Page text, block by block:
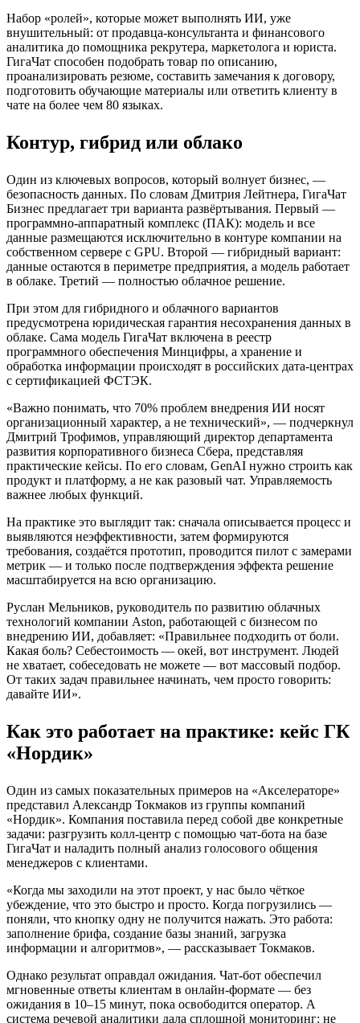
Набор «ролей», которые может выполнять ИИ, уже
внушительный: от продавца-консультанта и финансового
аналитика до помощника рекрутера, маркетолога и юриста.
ГигаЧат способен подобрать товар по описанию,
проанализировать резюме, составить замечания к договору,
подготовить обучающие материалы или ответить клиенту в
чате на более чем 80 языках.
Контур, гибрид или облако
Один из ключевых вопросов, который волнует бизнес, —
безопасность данных. По словам Дмитрия Лейтнера, ГигаЧат
Бизнес предлагает три варианта развёртывания. Первый —
программно-аппаратный комплекс (ПАК): модель и все
данные размещаются исключительно в контуре компании на
собственном сервере с GPU. Второй — гибридный вариант:
данные остаются в периметре предприятия, а модель работает
в облаке. Третий — полностью облачное решение.
При этом для гибридного и облачного вариантов
предусмотрена юридическая гарантия несохранения данных в
облаке. Сама модель ГигаЧат включена в реестр
программного обеспечения Минцифры, а хранение и
обработка информации происходят в российских дата-центрах
с сертификацией ФСТЭК.
«Важно понимать, что 70% проблем внедрения ИИ носят
организационный характер, а не технический», — подчеркнул
Дмитрий Трофимов, управляющий директор департамента
развития корпоративного бизнеса Сбера, представляя
практические кейсы. По его словам, GenAI нужно строить как
продукт и платформу, а не как разовый чат. Управляемость
важнее любых функций.
На практике это выглядит так: сначала описывается процесс и
выявляются неэффективности, затем формируются
требования, создаётся прототип, проводится пилот с замерами
метрик — и только после подтверждения эффекта решение
масштабируется на всю организацию.
Руслан Мельников, руководитель по развитию облачных
технологий компании Aston, работающей с бизнесом по
внедрению ИИ, добавляет: «Правильнее подходить от боли.
Какая боль? Себестоимость — окей, вот инструмент. Людей
не хватает, собеседовать не можете — вот массовый подбор.
От таких задач правильнее начинать, чем просто говорить:
давайте ИИ».
Как это работает на практике: кейс ГК
«Нордик»
Один из самых показательных примеров на «Акселераторе»
представил Александр Токмаков из группы компаний
«Нордик». Компания поставила перед собой две конкретные
задачи: разгрузить колл-центр с помощью чат-бота на базе
ГигаЧат и наладить полный анализ голосового общения
менеджеров с клиентами.
«Когда мы заходили на этот проект, у нас было чёткое
убеждение, что это быстро и просто. Когда погрузились —
поняли, что кнопку одну не получится нажать. Это работа:
заполнение брифа, создание базы знаний, загрузка
информации и алгоритмов», — рассказывает Токмаков.
Однако результат оправдал ожидания. Чат-бот обеспечил
мгновенные ответы клиентам в онлайн-формате — без
ожидания в 10–15 минут, пока освободится оператор. А
система речевой аналитики дала сплошной мониторинг: не